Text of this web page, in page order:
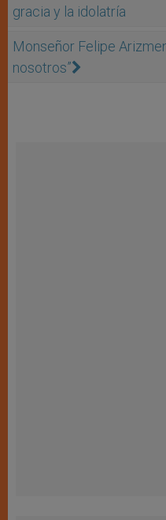
gracia y la idolatría
Monseñor Felipe
nosotros”